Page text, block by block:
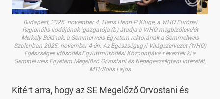
Budapest, 2025. november 4. Hans Henri P. Kluge, a WHO Európai
Regionális Irodájának igazgatója (b) átadja a WHO megbízólevelét
Merkely Bélának, a Semmelweis Egyetem rektorának a Semmelweis
Szalonban 2025. november 4-én. Az Egészségügyi Világszervezet (WHO)
Egészséges Idősödés Együttműködési Központjává nevezték ki a
Semmelweis Egyetem Megelőző Orvostani és Népegészségtani Intézetét.
MTI/Soós Lajos
Kitért arra, hogy az SE Megelőző Orvostani és